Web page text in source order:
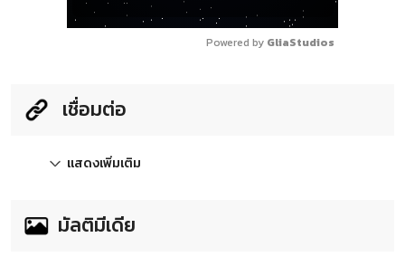
Powered by GliaStudios
เชื่อมต่อ
แสดงเพิ่มเติม
มัลติมีเดีย